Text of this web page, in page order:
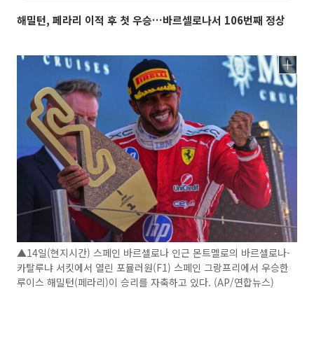
해밀턴, 페라리 이적 후 첫 우승…바르셀로나서 106번째 정상
▲14일(현지시간) 스페인 바르셀로나 인근 몬트멜로의 바르셀로나-
카탈루냐 서킷에서 열린 포뮬러원(F1) 스페인 그랑프리에서 우승한
루이스 해밀턴(페라리)이 승리를 자축하고 있다. (AP/연합뉴스)